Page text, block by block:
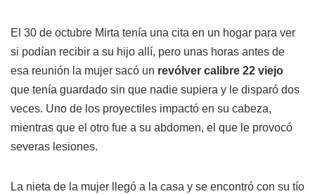
El 30 de octubre Mirta tenía una cita en un hogar para ver
si podían recibir a su hijo allí, pero unas horas antes de
esa reunión la mujer sacó un revólver calibre 22 viejo
que tenía guardado sin que nadie supiera y le disparó dos
veces. Uno de los proyectiles impactó en su cabeza,
mientras que el otro fue a su abdomen, el que le provocó
severas lesiones.
La nieta de la mujer llegó a la casa y se encontró con su tío